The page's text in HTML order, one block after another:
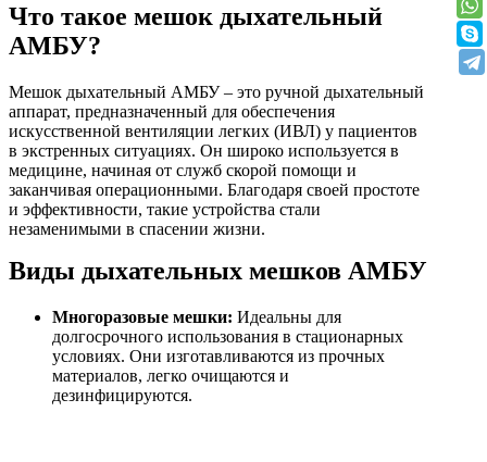
Что такое мешок дыхательный
АМБУ?
Мешок дыхательный АМБУ – это ручной дыхательный
аппарат, предназначенный для обеспечения
искусственной вентиляции легких (ИВЛ) у пациентов
в экстренных ситуациях. Он широко используется в
медицине, начиная от служб скорой помощи и
заканчивая операционными. Благодаря своей простоте
и эффективности, такие устройства стали
незаменимыми в спасении жизни.
Виды дыхательных мешков АМБУ
Многоразовые мешки: Идеальны для
долгосрочного использования в стационарных
условиях. Они изготавливаются из прочных
материалов, легко очищаются и
дезинфицируются.